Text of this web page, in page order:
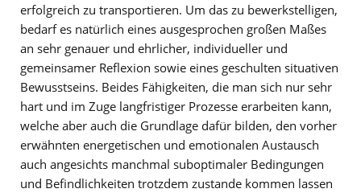
erfolgreich zu transportieren. Um das zu bewerkstelligen,
bedarf es natürlich eines ausgesprochen großen Maßes
an sehr genauer und ehrlicher, individueller und
gemeinsamer Reflexion sowie eines geschulten situativen
Bewusstseins. Beides Fähigkeiten, die man sich nur sehr
hart und im Zuge langfristiger Prozesse erarbeiten kann,
welche aber auch die Grundlage dafür bilden, den vorher
erwähnten energetischen und emotionalen Austausch
auch angesichts manchmal suboptimaler Bedingungen
und Befindlichkeiten trotzdem zustande kommen lassen